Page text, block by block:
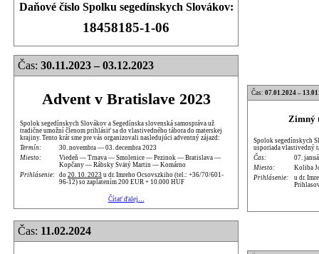
Daňové číslo Spolku segedínskych Slovákov:
18458185-1-06
Čas: 30.11.2023 – 03.12.2023
Advent v Bratislave 2023
Spolok segedínskych Slovákov a Segedínska slovenská samospráva už
tradične umožní členom prihlásiť sa do vlastivedného tábora do materskej
krajiny. Tento krát sme pre vás organizovali nasledujúci adventný zájazd:
Termín:
30. novembra — 03. decembra 2023
Miesto:
Viedeň — Trnava — Smolenice — Pezinok — Bratislava —
Kopčany — Rábsky Svätý Martin — Komárno
Prihlásenie: do 20. 10. 2023 u dr. Imreho Ocsovszkiho (tel.: +36/70/601-
96-12) so zaplatením 200 EUR + 10.000 HUF
Čítať ďalej…
Čas: 07.01.2024 –
Zimný
Spolok segedínskych
usporiada vlastivedný
Čas:
07.
Miesto:
Koliba
Prihlásenie:
u dr.
Čas: 11.02.2024